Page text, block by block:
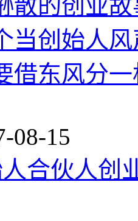
散的创业
当创始人
借东风分
08-15
合伙人创